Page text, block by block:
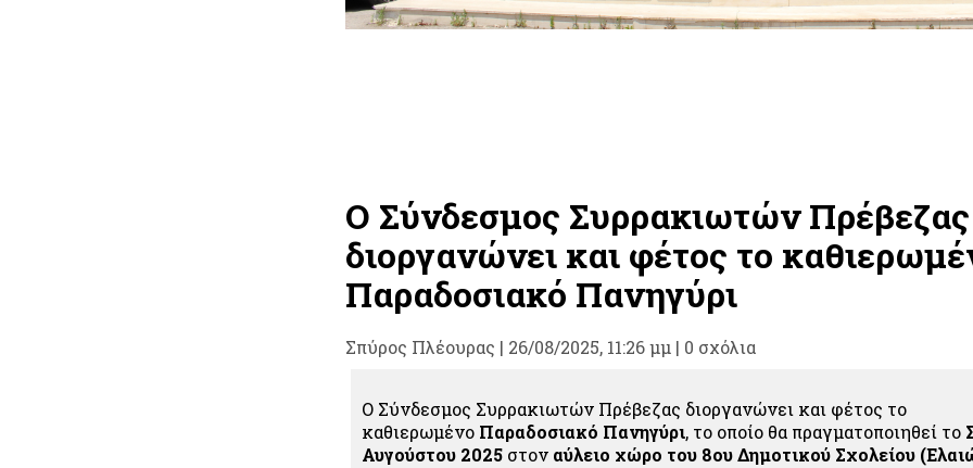
Ο Σύνδεσμος Συρρακιωτών Πρέβεζας
διοργανώνει και φέτος το
Παραδοσιακό Πανηγύρι
Σπύρος Πλέουρας | 26/08/2025, 11:26 μμ | 0 σχόλια
Ο Σύνδεσμος Συρρακιωτών Πρέβεζας διοργανώνει και φέτος το
καθιερωμένο Παραδοσιακό Πανηγύρι, το οποίο θα πραγματοποιηθεί το
Αυγούστου 2025 στον αύλειο χώρο του 8ου Δημοτικού Σχολείου